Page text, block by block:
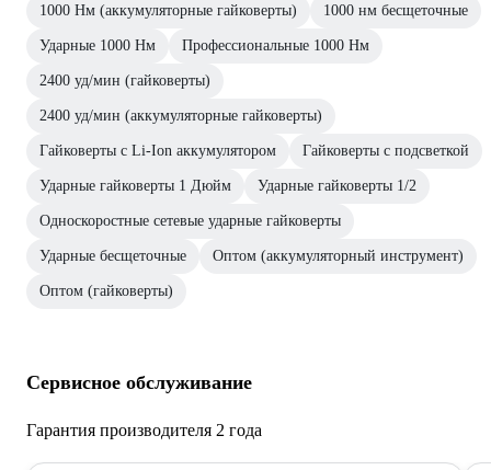
1000 Нм (аккумуляторные гайковерты) 1000 нм бесщеточные
Ударные 1000 Нм Профессиональные 1000 Нм
2400 уд/мин (гайковерты)
2400 уд/мин (аккумуляторные гайковерты)
Гайковерты с Li-Ion аккумулятором Гайковерты с подсветкой
Ударные гайковерты 1 Дюйм Ударные гайковерты 1/2
Односкоростные сетевые ударные гайковерты
Ударные бесщеточные Оптом (аккумуляторный инструмент)
Оптом (гайковерты)
Сервисное обслуживание
Гарантия производителя 2 года